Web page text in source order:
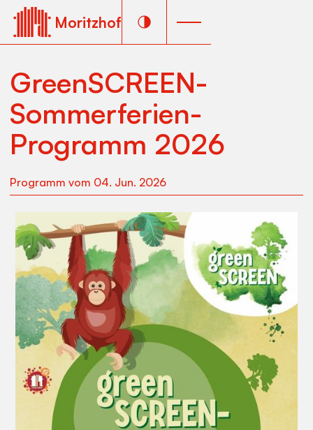
Moritzhof
GreenSCREEN-
Sommerferien-
Programm 2026
Programm vom 04. Jun. 2026